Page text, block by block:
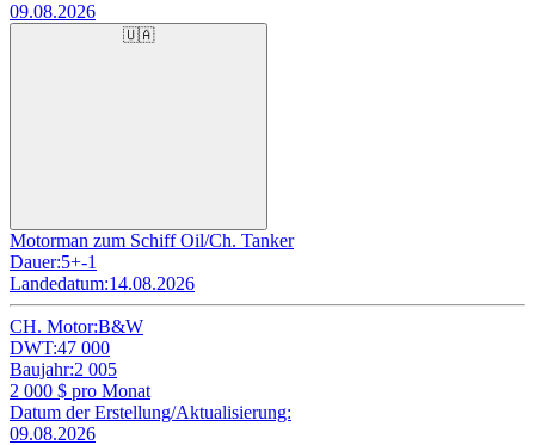
09.08.2026
🇺🇦
Motorman zum Schiff Oil/Ch. Tanker
Dauer:5+-1
Landedatum:14.08.2026
CH. Motor:B&W
DWT:47 000
Baujahr:2 005
2 000 $ pro Monat
Datum der Erstellung/Aktualisierung:
09.08.2026